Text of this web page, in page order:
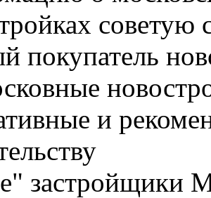
советую
покупатель
и
застройщики